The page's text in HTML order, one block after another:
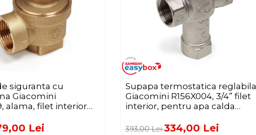
siguranta cu
Giacomini
alama, filet interior
Lei
Supapa termostatica reglabila
Giacomini R156X004, 3/4” filet
interior, pentru apa calda
393,00 Lei334,00 Lei